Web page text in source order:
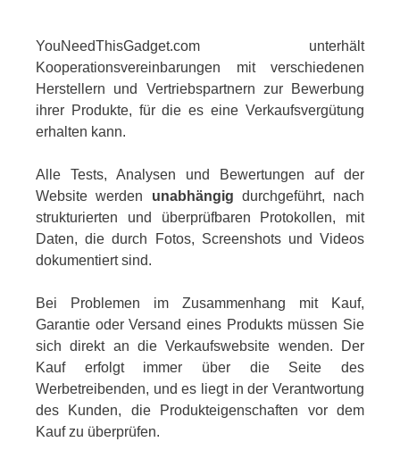
YouNeedThisGadget.com unterhält
Kooperationsvereinbarungen mit verschiedenen
Herstellern und Vertriebspartnern zur Bewerbung
ihrer Produkte, für die es eine Verkaufsvergütung
erhalten kann.
Alle Tests, Analysen und Bewertungen auf der
Website werden unabhängig durchgeführt, nach
strukturierten und überprüfbaren Protokollen, mit
Daten, die durch Fotos, Screenshots und Videos
dokumentiert sind.
Bei Problemen im Zusammenhang mit Kauf,
Garantie oder Versand eines Produkts müssen Sie
sich direkt an die Verkaufswebsite wenden. Der
Kauf erfolgt immer über die Seite des
Werbetreibenden, und es liegt in der Verantwortung
des Kunden, die Produkteigenschaften vor dem
Kauf zu überprüfen.